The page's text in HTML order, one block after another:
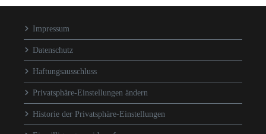
Impressum
Datenschutz
Haftungsausschluss
Privatsphäre-Einstellungen ändern
Historie der Privatsphäre-Einstellungen